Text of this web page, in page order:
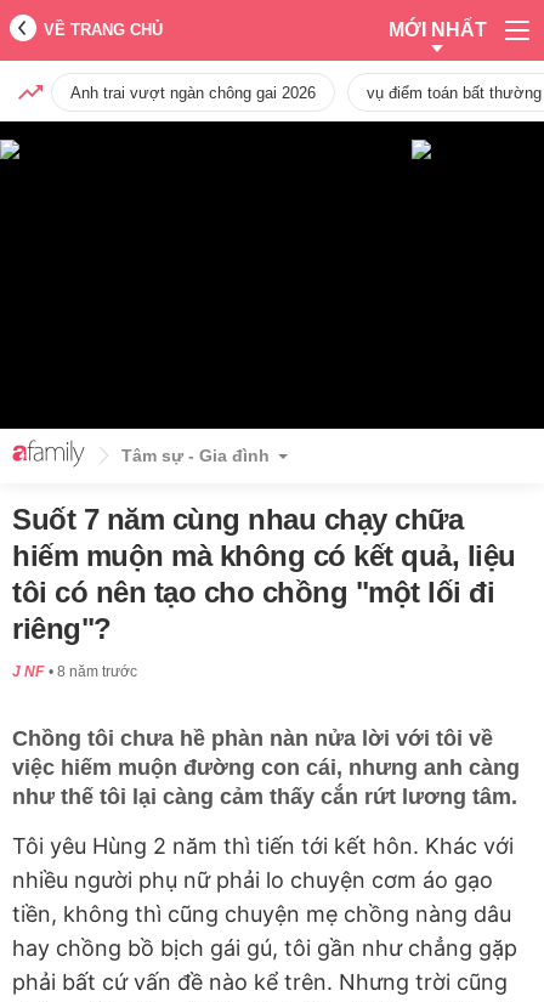
VỀ TRANG CHỦ MỚI NHẤT
Anh trai vượt ngàn chông gai 2026 vụ điểm toán bất
Tâm sự - Gia đình
Suốt 7 năm cùng nhau chạy chữa
hiếm muộn mà không có kết quả, liệu
tôi có nên tạo cho chồng "một lối đi
riêng"?
J NF 8 năm trước
Chồng tôi chưa hề phàn nàn nửa lời với tôi về
việc hiếm muộn đường con cái, nhưng anh càng
như thế tôi lại càng cảm thấy cắn rứt lương tâm.
Tôi yêu Hùng 2 năm thì tiến tới kết hôn. Khác với
nhiều người phụ nữ phải lo chuyện cơm áo gạo
tiền, không thì cũng chuyện mẹ chồng nàng dâu
hay chồng bồ bịch gái gú, tôi gần như chẳng gặp
phải bất cứ vấn đề nào kể trên. Nhưng trời cũng